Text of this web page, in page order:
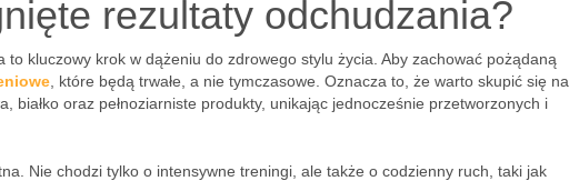
rezultaty odchudzania?
kluczowy krok w dążeniu do zdrowego stylu życia. Aby zachować pożądaną
, które będą trwałe, a nie tymczasowe. Oznacza to, że warto skupić się na
białko oraz pełnoziarniste produkty, unikając jednocześnie przetworzonych i
Nie chodzi tylko o intensywne treningi, ale także o codzienny ruch, taki jak